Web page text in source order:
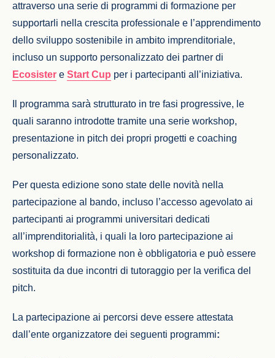
attraverso una serie di programmi di formazione per
supportarli nella crescita professionale e l’apprendimento
dello sviluppo sostenibile in ambito imprenditoriale,
incluso un supporto personalizzato dei partner di
Ecosister e Start Cup per i partecipanti all’iniziativa.
Il programma sarà strutturato in tre fasi progressive, le
quali saranno introdotte tramite una serie workshop,
presentazione in pitch dei propri progetti e coaching
personalizzato.
Per questa edizione sono state delle novità nella
partecipazione al bando, incluso l’accesso agevolato ai
partecipanti ai programmi universitari dedicati
all’imprenditorialità, i quali la loro partecipazione ai
workshop di formazione non è obbligatoria e può essere
sostituita da due incontri di tutoraggio per la verifica del
pitch.
La partecipazione ai percorsi deve essere attestata
dall’ente organizzatore dei seguenti programmi: